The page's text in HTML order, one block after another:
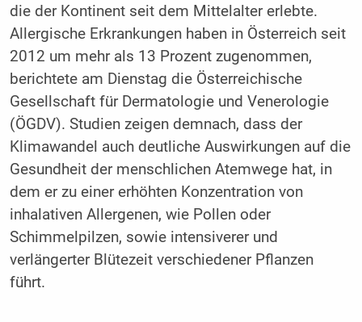
die der Kontinent seit dem Mittelalter erlebte.
Allergische Erkrankungen haben in Österreich seit
2012 um mehr als 13 Prozent zugenommen,
berichtete am Dienstag die Österreichische
Gesellschaft für Dermatologie und Venerologie
(ÖGDV). Studien zeigen demnach, dass der
Klimawandel auch deutliche Auswirkungen auf die
Gesundheit der menschlichen Atemwege hat, in
dem er zu einer erhöhten Konzentration von
inhalativen Allergenen, wie Pollen oder
Schimmelpilzen, sowie intensiverer und
verlängerter Blütezeit verschiedener Pflanzen
führt.